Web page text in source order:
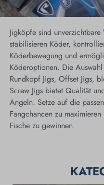
Jigköpfe sind
stabilisieren Köder,
Köderbewegung und
Köderoptionen. Die Auswahl
Rundkopf Jigs, Offset Jigs,
Screw Jigs bietet Qualität
Angeln. Setze auf die
Fangchancen zu
Fische zu gewinnen.